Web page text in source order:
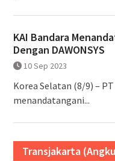
KAI Bandara
Dengan DAWONSYS
10 Sep 2023
Korea Selatan (8/9) –
menandatangani...
Transjakarta